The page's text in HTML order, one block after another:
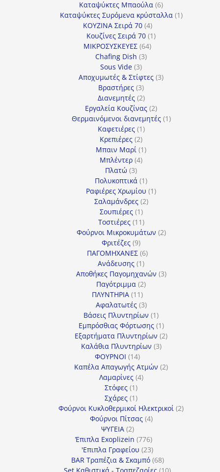
προϊόντα
Καταψύκτες Μπαούλα 66
προϊόντα
Καταψύκτες Συρόμενα κρύσταλλα 11
ΚΟΥΖΙΝΑ Σειρά 70 44
προϊόντα
Κουζίνες Σειρά 70 11
ΜΙΚΡΟΣΥΣΚΕΥΕΣ 6464
Chafing Dish 33
Sous Vide 33
προϊόντα
Αποχυμωτές & Στίφτες 33
Βραστήρες 33
προϊόντα
Διανεμητές 22
προϊόντα
Εργαλεία Κουζίνας 22
προϊόντα
Θερμαινόμενοι διανεμητές 11
Καφετιέρες 11
προϊόν
Κρεπιέρες 22
προϊόντα
Μπαιν Μαρί 11
Μπλέντερ 44
Πλατώ 33
προϊόντα
Πολυκοπτικά 11
προϊόν
Ραφιέρες Χρωμίου 11
Σαλαμάνδρες 22
Σουπιέρες 11
προϊόν
Τοστιέρες 1111
προϊόντα
Φούρνοι Μικροκυμάτων 22
Φριτέζες 99
προϊόντα
ΠΑΓΟΜΗΧΑΝΕΣ 66
Ανάδευσης 11
προϊόν
Αποθήκες Παγομηχανών 33
Παγότριμμα 22
ΠΛΥΝΤΗΡΙΑ 1111
προϊόντα
Αφαλατωτές 33
προϊόντα
Βάσεις Πλυντηρίων 11
προϊόν
Εμπρόσθιας Φόρτωσης 11
προϊόν
Εξαρτήματα Πλυντηρίων 22
Καλάθια Πλυντηρίων 33
ΦΟΥΡΝΟΙ 1414
προϊόντα
Καπέλα Απαγωγής Ατμών 22
Λαμαρίνες 44
Στόφες 11
προϊόν
Σχάρες 11
προϊόν
Φούρνοι Κυκλοθερμικοί Ηλεκτρικοί 22
Φούρνοι Πίτσας 44
ΨΥΓΕΙΑ 22
προϊόντα
Έπιπλα Exoplizein 776776
προϊόντα
'Επιπλα Γραφείου 2323
προϊόντα
BAR Τραπέζια & Σκαμπό 6868
προϊόντα
Set Καθιστικά - Τραπεζαρίες 1010